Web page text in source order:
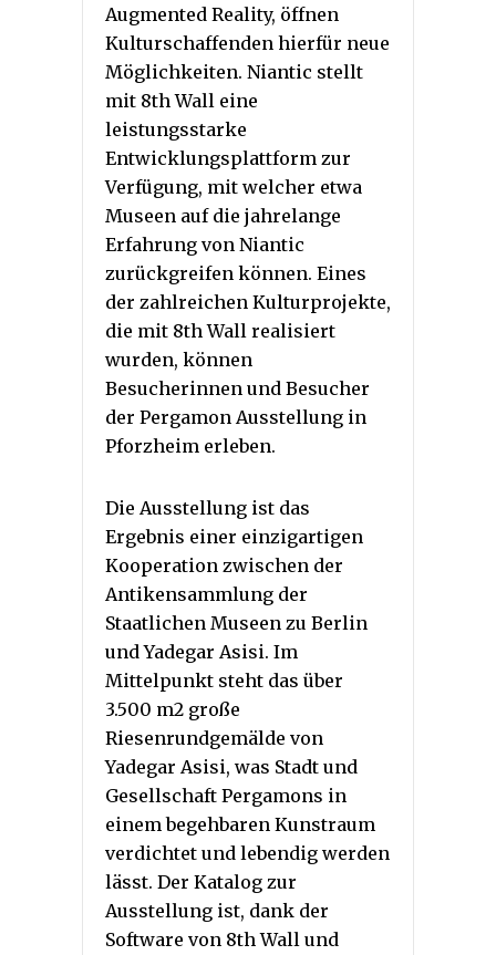
Augmented Reality, öffnen
Kulturschaffenden hierfür neue
Möglichkeiten. Niantic stellt
mit 8th Wall eine
leistungsstarke
Entwicklungsplattform zur
Verfügung, mit welcher etwa
Museen auf die jahrelange
Erfahrung von Niantic
zurückgreifen können. Eines
der zahlreichen Kulturprojekte,
die mit 8th Wall realisiert
wurden, können
Besucherinnen und Besucher
der Pergamon Ausstellung in
Pforzheim erleben.
Die Ausstellung ist das
Ergebnis einer einzigartigen
Kooperation zwischen der
Antikensammlung der
Staatlichen Museen zu Berlin
und Yadegar Asisi. Im
Mittelpunkt steht das über
3.500 m2 große
Riesenrundgemälde von
Yadegar Asisi, was Stadt und
Gesellschaft Pergamons in
einem begehbaren Kunstraum
verdichtet und lebendig werden
lässt. Der Katalog zur
Ausstellung ist, dank der
Software von 8th Wall und